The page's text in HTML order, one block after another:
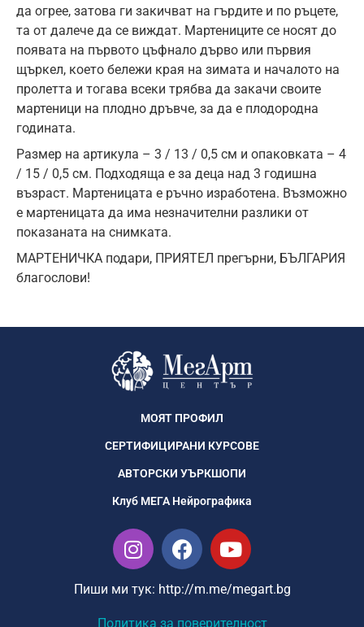
да огрее, затова ги закичват на гърдите и по ръцете,
та от далече да се виждат. Мартениците се носят до
появата на първото цъфнало дърво или първия
щъркел, което бележи края на зимата и началото на
пролетта и тогава всеки трябва да закачи своите
мартеници на плодно дръвче, за да е плодородна
годината.
Размер на артикула – 3 / 13 / 0,5 см и опаковката – 4
/ 15 / 0,5 см. Подходяща е за деца над 3 годишна
възраст. Мартеницата е ръчно изработена. Възможно
е мартеницата да има незначителни разлики от
показаната на снимката.
МАРТЕНИЧКА подари, ПРИЯТЕЛ прегърни, БЪЛГАРИЯ
благослови!
МОЯТ ПРОФИЛ
СЕРТИФИЦИРАНИ КУРСОВЕ
АВТОРСКИ УЪРКШОПИ
Клуб МЕГА Нейрографика
Пиши ми тук: http://m.me/megart.bg
Политика за поверителност